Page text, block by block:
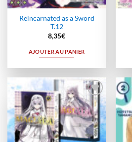
Reincarnated as a Sword
T.12
8,35€
AJOUTER AU PANIER
Ajouter
à la
wishlist